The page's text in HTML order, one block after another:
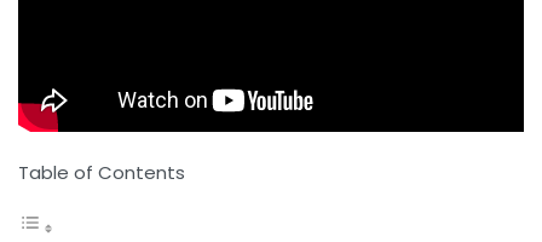
Table of Contents